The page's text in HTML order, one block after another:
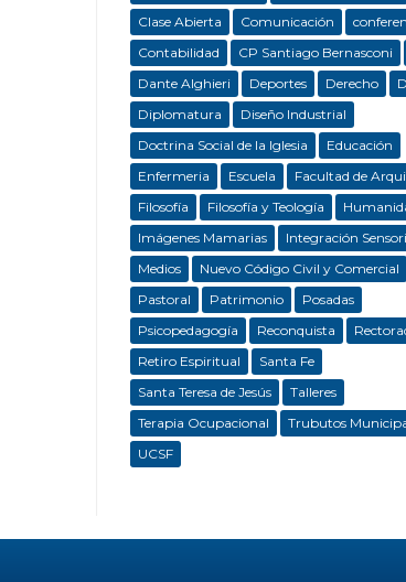
Clase Abierta
Comunicación
Contabilidad
CP Santiago Bernasconi
Dante Alghieri
Deportes Derecho
Diplomatura
Diseño Industrial
Doctrina Social de la Iglesia
Educación
Enfermeria
Escuela
Facultad de
Filosofía
Filosofía y Teología
Imágenes Mamarias
Integración
Medios
Nuevo Código Civil y Comercial
Pastoral
Patrimonio
Posadas
Psicopedagogía
Reconquista
Retiro Espiritual
Santa Fe
Santa Teresa de Jesús
Talleres
Terapia Ocupacional
Trubutos
UCSF